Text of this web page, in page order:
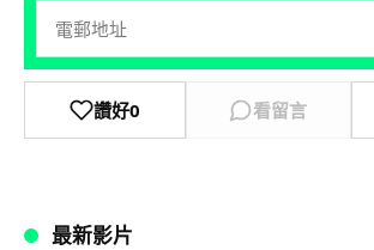
讚好0 看留言
最新影片